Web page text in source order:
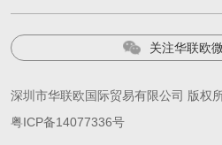
关注华联欧
深圳市华联欧国际贸易有限公司 版权
粤ICP备14077336号